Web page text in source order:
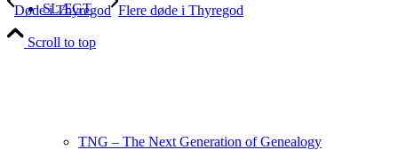
SLÆGT
TNG – The Next Generation of Genealogy
Døde i Thyregod Flere døde i Thyregod
Scroll to top